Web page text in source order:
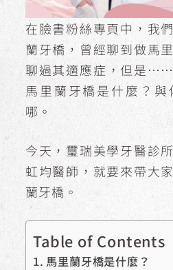
在臉書粉絲專頁中，我
蘭牙橋，曾經聊到做馬
聊過其適應症，但是
馬里蘭牙橋是什麼？
哪。
今天，璽瑞美學牙醫診
虹均醫師，就要來帶大
蘭牙橋。
Table of Contents
馬里蘭牙橋是什麼？